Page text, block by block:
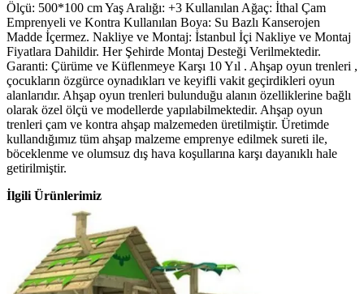
Ölçü: 500*100 cm Yaş Aralığı: +3 Kullanılan Ağaç: İthal Çam
Emprenyeli ve Kontra Kullanılan Boya: Su Bazlı Kanserojen
Madde İçermez. Nakliye ve Montaj: İstanbul İçi Nakliye ve Montaj
Fiyatlara Dahildir. Her Şehirde Montaj Desteği Verilmektedir.
Garanti: Çürüme ve Küflenmeye Karşı 10 Yıl . Ahşap oyun trenleri ,
çocukların özgürce oynadıkları ve keyifli vakit geçirdikleri oyun
alanlarıdır. Ahşap oyun trenleri bulunduğu alanın özelliklerine bağlı
olarak özel ölçü ve modellerde yapılabilmektedir. Ahşap oyun
trenleri çam ve kontra ahşap malzemeden üretilmiştir. Üretimde
kullandığımız tüm ahşap malzeme emprenye edilmek sureti ile,
böceklenme ve olumsuz dış hava koşullarına karşı dayanıklı hale
getirilmiştir.
İlgili Ürünlerimiz